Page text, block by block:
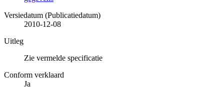
Versiedatum (Publicatiedatum)
2010-12-08
Uitleg
Zie vermelde specificatie
Conform verklaard
Ja